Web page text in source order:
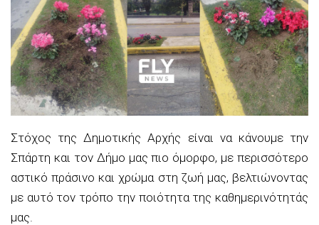
Στόχος της Δημοτικής Αρχής είναι να κάνουμε την
Σπάρτη και τον Δήμο μας πιο όμορφο, με περισσότερο
αστικό πράσινο και χρώμα στη ζωή μας, βελτιώνοντας
με αυτό τον τρόπο την ποιότητα της καθημερινότητάς
μας.